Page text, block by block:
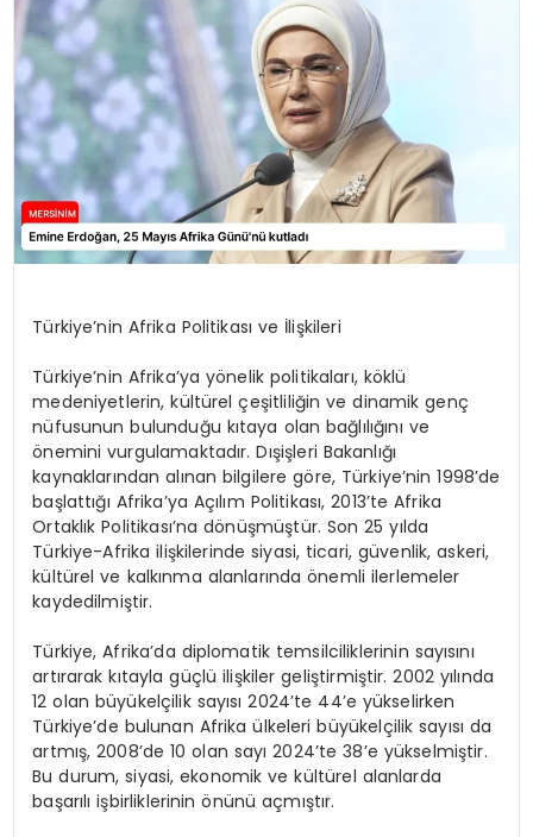
Türkiye’nin Afrika Politikası ve İlişkileri
Türkiye’nin Afrika’ya yönelik politikaları, köklü
medeniyetlerin, kültürel çeşitliliğin ve dinamik genç
nüfusunun bulunduğu kıtaya olan bağlılığını ve
önemini vurgulamaktadır. Dışişleri Bakanlığı
kaynaklarından alınan bilgilere göre, Türkiye’nin 1998’de
başlattığı Afrika’ya Açılım Politikası, 2013’te Afrika
Ortaklık Politikası’na dönüşmüştür. Son 25 yılda
Türkiye-Afrika ilişkilerinde siyasi, ticari, güvenlik, askeri,
kültürel ve kalkınma alanlarında önemli ilerlemeler
kaydedilmiştir.
Türkiye, Afrika’da diplomatik temsilciliklerinin sayısını
artırarak kıtayla güçlü ilişkiler geliştirmiştir. 2002 yılında
12 olan büyükelçilik sayısı 2024’te 44’e yükselirken
Türkiye’de bulunan Afrika ülkeleri büyükelçilik sayısı da
artmış, 2008’de 10 olan sayı 2024’te 38’e yükselmiştir.
Bu durum, siyasi, ekonomik ve kültürel alanlarda
başarılı işbirliklerinin önünü açmıştır.